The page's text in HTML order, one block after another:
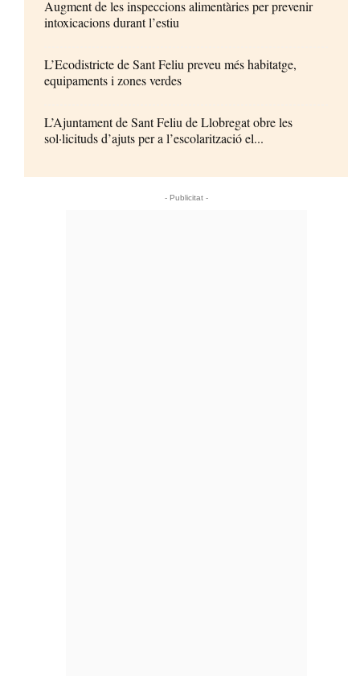
Augment de les inspeccions alimentàries per prevenir
intoxicacions durant l’estiu
L’Ecodistricte de Sant Feliu preveu més habitatge,
equipaments i zones verdes
L’Ajuntament de Sant Feliu de Llobregat obre les
sol·licituds d’ajuts per a l’escolarització el...
- Publicitat -